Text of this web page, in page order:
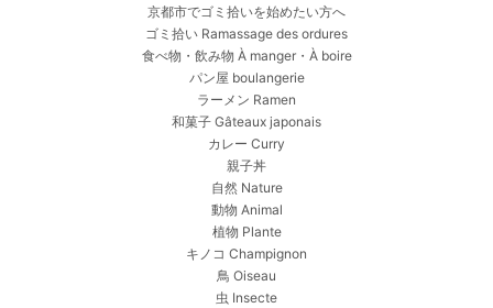
京都市でゴミ拾いを始めたい方へ
ゴミ拾い Ramassage des ordures
食べ物・飲み物 À manger・À boire
パン屋 boulangerie
ラーメン Ramen
和菓子 Gâteaux japonais
カレー Curry
親子丼
自然 Nature
動物 Animal
植物 Plante
キノコ Champignon
鳥 Oiseau
虫 Insecte